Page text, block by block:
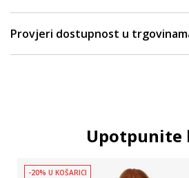
Provjeri dostupnost u
Upotpunite
-20% U KOŠARICI